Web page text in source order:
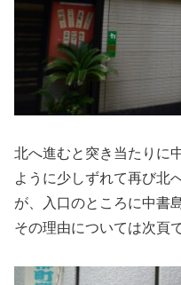
北へ進むと突き当たりに
ように少しずれて再び北
が、入口のところに中書
その理由については次頁